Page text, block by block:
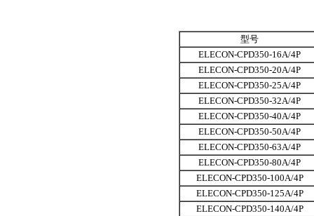
型号
ELECON-CPD350-16A/4P
ELECON-CPD350-20A/4P
ELECON-CPD350-25A/4P
ELECON-CPD350-32A/4P
ELECON-CPD350-40A/4P
ELECON-CPD350-50A/4P
ELECON-CPD350-63A/4P
ELECON-CPD350-80A/4P
ELECON-CPD350-100A/4P
ELECON-CPD350-125A/4P
ELECON-CPD350-140A/4P